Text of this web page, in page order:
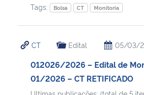
Gabinete de Segurança Institucional
Tags:
Bolsa CT Monitoria
CT Edital 05/03/
012026/2026 – Edital de
01/2026 – CT RETIFICADO
Ultimas publicações: (total de 5